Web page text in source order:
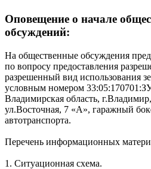
Оповещение о начале
обсуждений:
На общественные обсуждения
по вопросу предоставления
разрешенный вид использования
условным номером
Владимирская область,
ул.Восточная, 7 «А», гаражный
автотранспорта.
Перечень информационных
1. Ситуационная схема.